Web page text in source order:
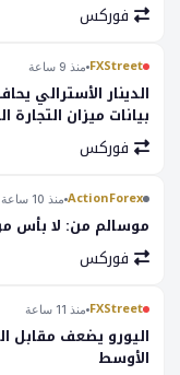
فوركس
FXStreet منذ 9 ساعة
الدينار الأسترالي
بيانات ميزان التجارة
فوركس
ActionForex منذ 10 ساعة
موسالم من: لا بأس
فوركس
FXStreet منذ 11 ساعة
اليورو يضعف مقابل
الأوسط